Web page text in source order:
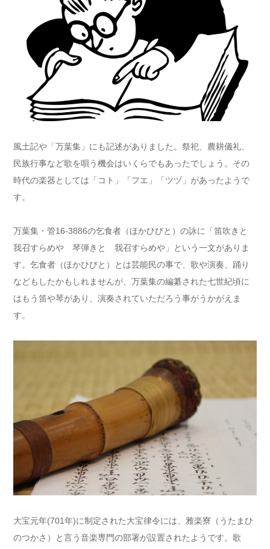
風土記や「万葉集」にも記述がありました。祭祀、農耕儀礼、
民族行事など歌を唄う機会はいくらでもあったでしょう。その
時代の楽器としては「コト」「フエ」「ツヅ」があったようで
す。
万葉集・管16‐3886の乞食者（ほかひびと）の詠に「笛吹きと
我召すらめや 琴弾きと 我召すらめや」という一文がありま
す。乞食者（ほかひびと）とは芸能民の事で、歌や演奏、踊り
などもしたかもしれませんが、万葉集の編纂された七世紀頃に
はもう笛や琴があり、演奏されていただろう事がうかがえま
す。
大宝元年(701年)に制定された大宝律令には、雅楽寮（うたまひ
のつかさ）と言う音楽専門の部署が設置されたようです。歌